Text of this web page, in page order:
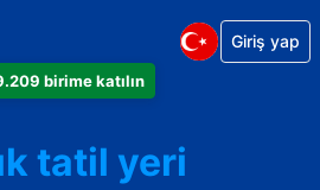
birime katılın
Giriş yap
tatil yeri